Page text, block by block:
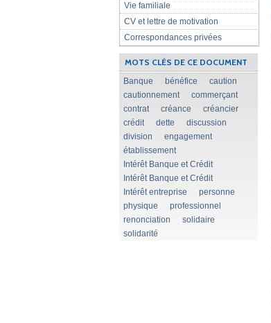
Vie familiale
CV et lettre de motivation
Correspondances privées
MOTS CLÉS DE CE DOCUMENT
Banque bénéfice
caution
cautionnement
commerçant
contrat
créance
créancier
crédit
dette
discussion
division
engagement
établissement
Intérêt Banque et Crédit
Intérêt Banque et Crédit
Intérêt entreprise
personne
physique
professionnel
renonciation
solidaire
solidarité